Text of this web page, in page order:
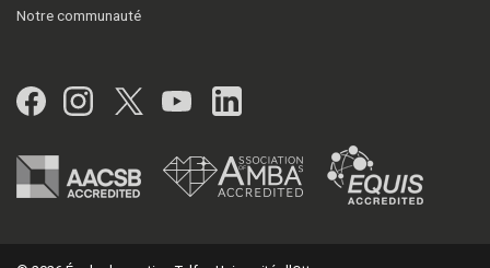
Notre communauté
Facebook
Instagram
Twitter
YouTubeLinkedIn